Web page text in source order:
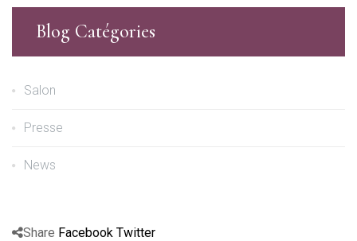
Blog Catégories
Salon
Presse
News
Share Facebook Twitter